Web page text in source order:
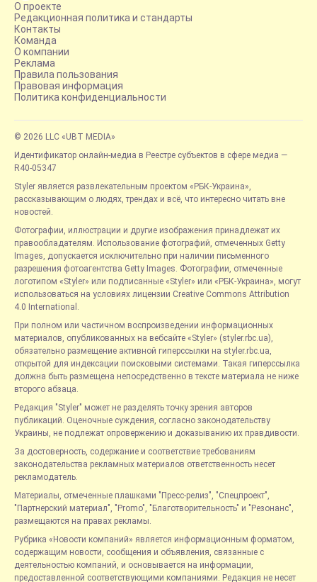
О проекте
Редакционная политика и стандарты
Контакты
Команда
О компании
Реклама
Правила пользования
Правовая информация
Политика конфиденциальности
© 2026 LLC «UBT MEDIA»
Идентификатор онлайн-медиа в Реестре субъектов в сфере медиа —
R40-05347
Styler является развлекательным проектом «РБК-Украина»,
рассказывающим о людях, трендах и всё, что интересно читать вне
новостей.
Фотографии, иллюстрации и другие изображения принадлежат их
правообладателям. Использование фотографий, отмеченных Getty
Images, допускается исключительно при наличии письменного
разрешения фотоагентства Getty Images. Фотографии, отмеченные
логотипом «Styler» или подписанные «Styler» или «РБК-Украина», могут
использоваться на условиях лицензии Creative Commons Attribution
4.0 International.
При полном или частичном воспроизведении информационных
материалов, опубликованных на вебсайте «Styler» (styler.rbc.ua),
обязательно размещение активной гиперссылки на styler.rbc.ua,
открытой для индексации поисковыми системами. Такая гиперссылка
должна быть размещена непосредственно в тексте материала не ниже
второго абзаца.
Редакция "Styler" может не разделять точку зрения авторов
публикаций. Оценочные суждения, согласно законодательству
Украины, не подлежат опровержению и доказыванию их правдивости.
За достоверность, содержание и соответствие требованиям
законодательства рекламных материалов ответственность несет
рекламодатель.
Материалы, отмеченные плашками "Пресс-релиз", "Спецпроект",
"Партнерский материал", "Promo", "Благотворительность" и "Резонанс",
размещаются на правах рекламы.
Рубрика «Новости компаний» является информационным форматом,
содержащим новости, сообщения и объявления, связанные с
деятельностью компаний, и основывается на информации,
предоставленной соответствующими компаниями. Редакция не несет